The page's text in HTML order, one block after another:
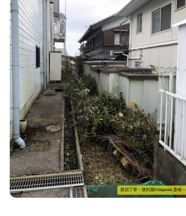
親切丁寧・便利屋kitagawa 彦根～